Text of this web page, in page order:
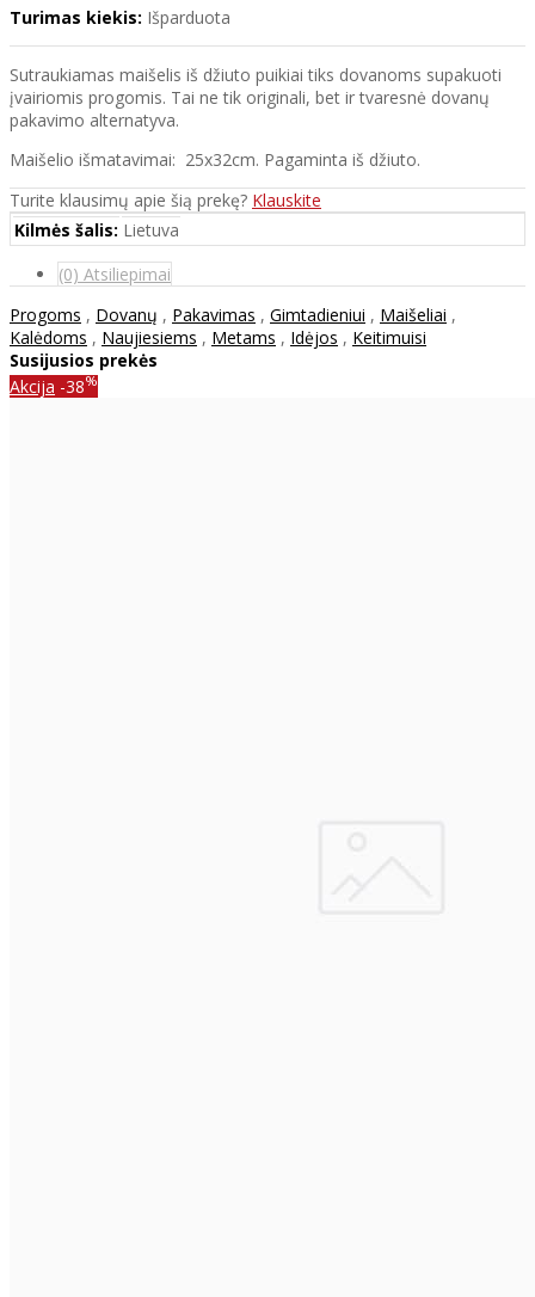
Turimas kiekis: Išparduota
Sutraukiamas maišelis iš džiuto puikiai tiks dovanoms supakuoti
įvairiomis progomis. Tai ne tik originali, bet ir tvaresnė dovanų
pakavimo alternatyva.
Maišelio išmatavimai: 25x32cm. Pagaminta iš džiuto.
Turite klausimų apie šią prekę? Klauskite
Kilmės šalis: Lietuva
(0) Atsiliepimai
Progoms , Dovanų , Pakavimas , Gimtadieniui , Maišeliai ,
Kalėdoms , Naujiesiems , Metams , Idėjos , Keitimuisi
Susijusios prekės
Akcija -38%